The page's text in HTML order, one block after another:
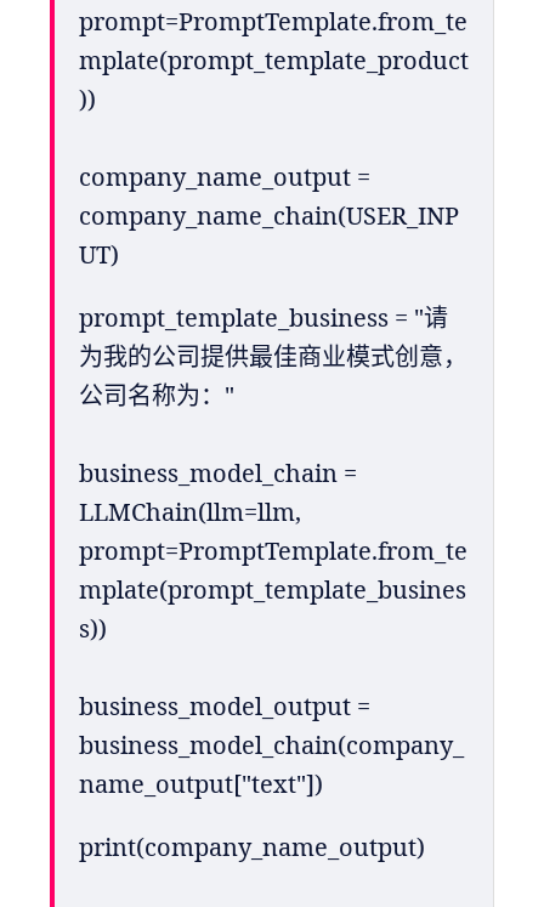
prompt=PromptTemplate.from_te
mplate(prompt_template_product
))
company_name_output =
company_name_chain(USER_INP
UT)
prompt_template_business = "请
为我的公司提供最佳商业模式创意，
公司名称为："
business_model_chain =
LLMChain(llm=llm,
prompt=PromptTemplate.from_te
mplate(prompt_template_busines
s))
business_model_output =
business_model_chain(company_
name_output["text"])
print(company_name_output)